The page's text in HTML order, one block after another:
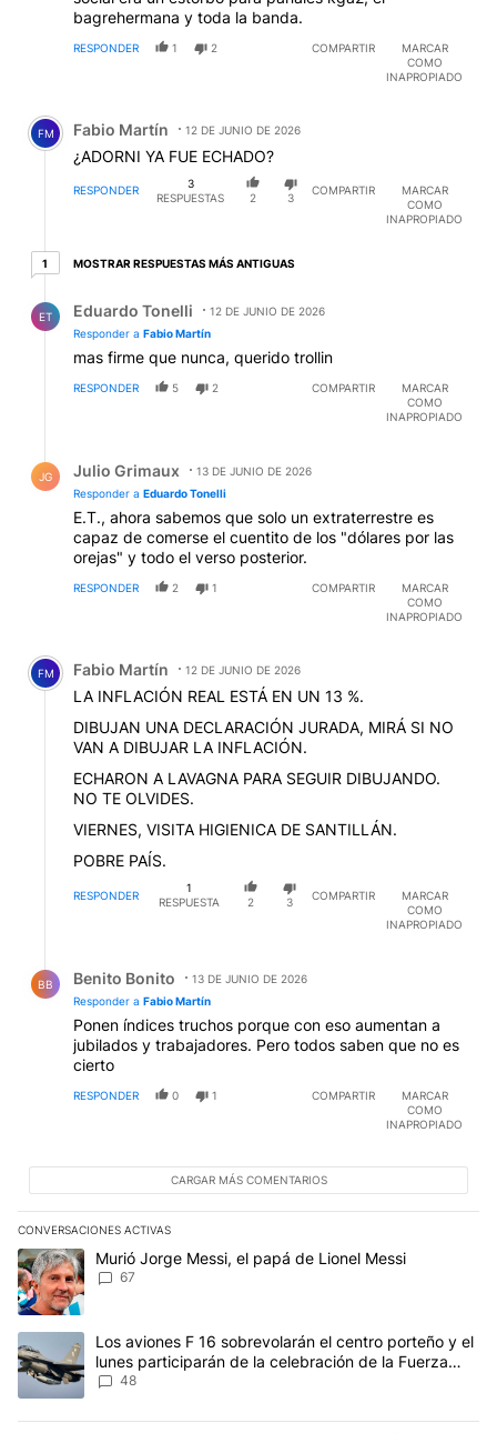
bagrehermana y toda la banda.
RESPONDER 1 2 COMPARTIR
MARCAR
COMO
INAPROPIADO
Comentario de Fabio Martín.
FM Fabio Martín 12 DE JUNIO DE 2026
¿ADORNI YA FUE ECHADO?
RESPONDER
3
RESPUESTAS
2 3
COMPARTIR
MARCAR
COMO
INAPROPIADO
11 respuesta más antiguas
MOSTRAR RESPUESTAS MÁS ANTIGUAS
ET Eduardo Tonelli
12 DE JUNIO DE 2026
Responder a Fabio Martín
mas firme que nunca, querido trollin
RESPONDER 5 2 COMPARTIR
MARCAR
COMO
INAPROPIADO
JG Julio Grimaux
13 DE JUNIO DE 2026
Responder a Eduardo Tonelli
E.T., ahora sabemos que solo un extraterrestre es
capaz de comerse el cuentito de los "dólares por las
orejas" y todo el verso posterior.
RESPONDER 2 1 COMPARTIR
MARCAR
COMO
INAPROPIADO
Comentario de Fabio Martín.
FM Fabio Martín 12 DE JUNIO DE 2026
LA INFLACIÓN REAL ESTÁ EN UN 13 %.
DIBUJAN UNA DECLARACIÓN JURADA, MIRÁ SI NO
VAN A DIBUJAR LA INFLACIÓN.
ECHARON A LAVAGNA PARA SEGUIR DIBUJANDO.
NO TE OLVIDES.
VIERNES, VISITA HIGIENICA DE SANTILLÁN.
POBRE PAÍS.
RESPONDER
1
RESPUESTA
2 3
COMPARTIR
MARCAR
COMO
INAPROPIADO
BB Benito Bonito
13 DE JUNIO DE 2026
Responder a Fabio Martín
Ponen índices truchos porque con eso aumentan a
jubilados y trabajadores. Pero todos saben que no es
cierto
RESPONDER 0 1 COMPARTIR
MARCAR
COMO
INAPROPIADO
CARGAR MÁS COMENTARIOS
CONVERSACIONES ACTIVAS
Este listado muestra los artículos con más comentarios en los
Un artículo de tendencia con el título "Murió Jorge Messi, el
Murió Jorge Messi, el papá de Lionel Messi
67
Un artículo de tendencia con el título "Los aviones F 16
Los aviones F 16 sobrevolarán el centro porteño y el
lunes participarán de la celebración de la Fuerza
Aérea
48